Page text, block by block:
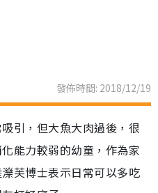
發佈時間: 2018/12/19
引，但大魚大肉過後，很
能力較弱的幼童，作為家
芙博士表示日常可以多吃